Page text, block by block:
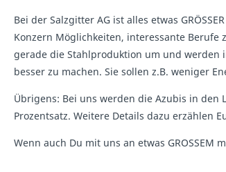
Bei der Salzgitter AG ist alles etwas
Konzern Möglichkeiten, interessante Berufe
gerade die Stahlproduktion um und werden
besser zu machen. Sie sollen z.B. weniger
Übrigens: Bei uns werden die Azubis in
Prozentsatz. Weitere Details dazu erzählen
Wenn auch Du mit uns an etwas